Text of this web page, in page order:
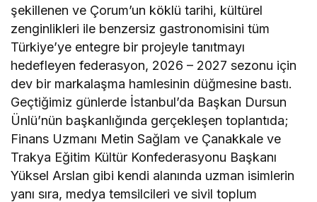
şekillenen ve Çorum’un köklü tarihi, kültürel
zenginlikleri ile benzersiz gastronomisini tüm
Türkiye’ye entegre bir projeyle tanıtmayı
hedefleyen federasyon, 2026 – 2027 sezonu için
dev bir markalaşma hamlesinin düğmesine bastı.
Geçtiğimiz günlerde İstanbul’da Başkan Dursun
Ünlü’nün başkanlığında gerçekleşen toplantıda;
Finans Uzmanı Metin Sağlam ve Çanakkale ve
Trakya Eğitim Kültür Konfederasyonu Başkanı
Yüksel Arslan gibi kendi alanında uzman isimlerin
yanı sıra, medya temsilcileri ve sivil toplum